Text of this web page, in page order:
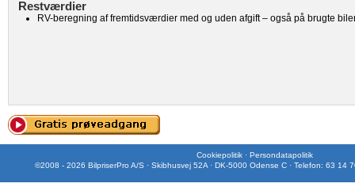
Restværdier
RV-beregning af fremtidsværdier med og uden afgift – også på brugte
Cookiepolitik · Persondatapolitik
©2008 - 2026 BilpriserPro A/S · Skibhusvej 52A · DK-5000 Odense C · Telefon: 63 14